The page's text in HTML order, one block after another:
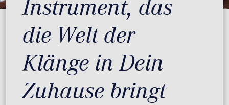
Instrument, das
die Welt der
Klänge in Dein
Zuhause bringt